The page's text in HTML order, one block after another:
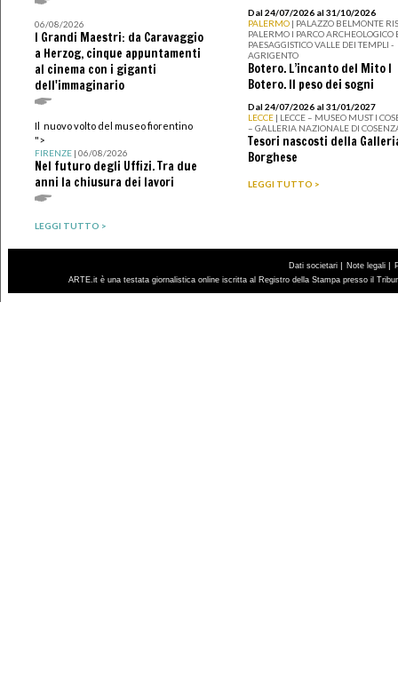
06/08/2026
I Grandi Maestri: da Caravaggio
a Herzog, cinque appuntamenti
al cinema con i giganti
dell'immaginario
Il nuovo volto del museo fiorentino
">
FIRENZE| 06/08/2026
Nel futuro degli Uffizi. Tra due
anni la chiusura dei lavori
LEGGI TUTTO >
Dal 24/07/2026 al 31/10/2026
PALERMO | PALAZZO BELMONTE
PALERMO I PARCO ARCHEOLOGICO
PAESAGGISTICO VALLE DEI TEMPLI -
AGRIGENTO
Botero. L’incanto del Mito I
Botero. Il peso dei sogni
Dal 24/07/2026 al 31/01/2027
LECCE | LECCE – MUSEO MUST I
– GALLERIA NAZIONALE DI
Tesori nascosti della
Borghese
LEGGI TUTTO >
Dati societari | Note legali |
ARTE.it è una testata giornalistica online iscritta al Registro della Stampa presso il